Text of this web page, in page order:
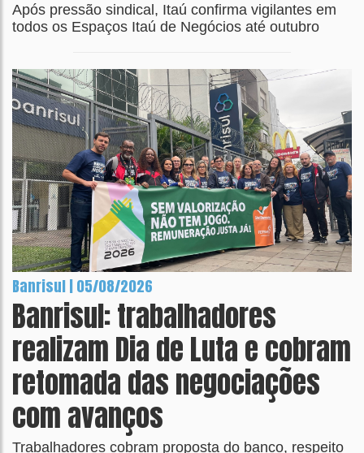
Após pressão sindical, Itaú confirma vigilantes em
todos os Espaços Itaú de Negócios até outubro
Banrisul | 05/08/2026
Banrisul: trabalhadores
realizam Dia de Luta e cobram
retomada das negociações
com avanços
Trabalhadores cobram proposta do banco, respeito